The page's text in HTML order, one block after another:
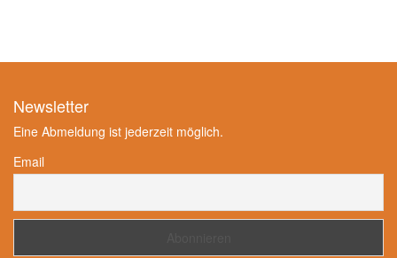
Newsletter
Eine Abmeldung ist jederzeit möglich.
Email